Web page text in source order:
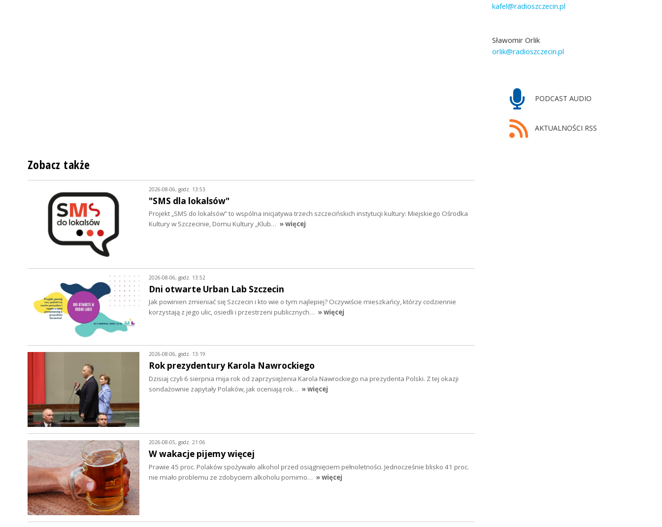
kafel@radioszczecin.pl
Sławomir Orlik
orlik@radioszczecin.pl
PODCAST AUDIO
AKTUALNOŚCI RSS
Zobacz także
2026-08-06, godz. 13:53
"SMS dla lokalsów"
Projekt „SMS do lokalsów” to wspólna inicjatywa trzech szczecińskich instytucji kultury: Miejskiego Ośrodka
Kultury w Szczecinie, Domu Kultury „Klub… » więcej
2026-08-06, godz. 13:52
Dni otwarte Urban Lab Szczecin
Jak powinien zmieniać się Szczecin i kto wie o tym najlepiej? Oczywiście mieszkańcy, którzy codziennie
korzystają z jego ulic, osiedli i przestrzeni publicznych… » więcej
2026-08-06, godz. 13:19
Rok prezydentury Karola Nawrockiego
Dzisiaj czyli 6 sierpnia mija rok od zaprzysiężenia Karola Nawrockiego na prezydenta Polski. Z tej okazji
sondażownie zapytały Polaków, jak oceniają rok… » więcej
2026-08-05, godz. 21:06
W wakacje pijemy więcej
Prawie 45 proc. Polaków spożywało alkohol przed osiągnięciem pełnoletności. Jednocześnie blisko 41 proc.
nie miało problemu ze zdobyciem alkoholu pomimo… » więcej